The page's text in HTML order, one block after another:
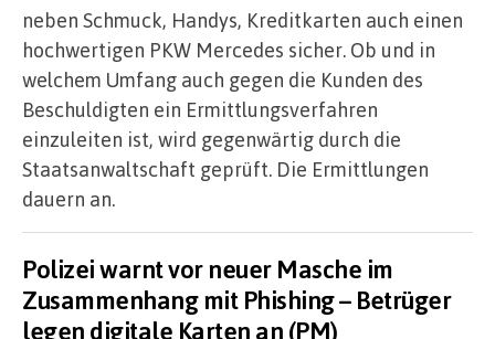
neben Schmuck, Handys, Kreditkarten auch einen
hochwertigen PKW Mercedes sicher. Ob und in
welchem Umfang auch gegen die Kunden des
Beschuldigten ein Ermittlungsverfahren
einzuleiten ist, wird gegenwärtig durch die
Staatsanwaltschaft geprüft. Die Ermittlungen
dauern an.
Polizei warnt vor neuer Masche im
Zusammenhang mit Phishing – Betrüger
legen digitale Karten an (PM)